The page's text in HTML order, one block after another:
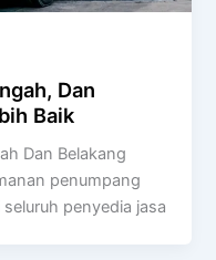
Dan
Baik
Dan Belakang
penumpang
penyedia jasa